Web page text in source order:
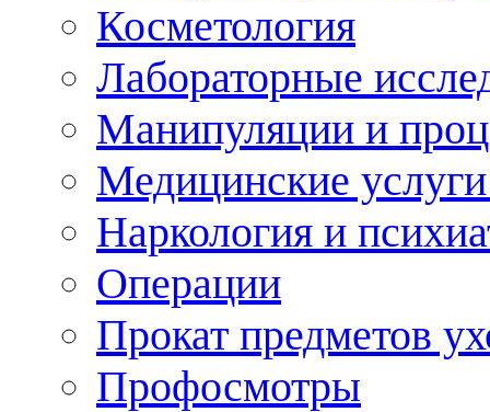
Косметология
Лабораторные
Манипуляции и
Медицинские
Наркология и
Операции
Прокат предметов
Профосмотры